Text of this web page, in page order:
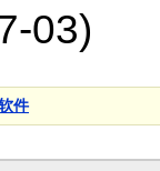
03)
件